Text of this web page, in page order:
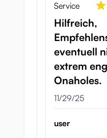
Service
Hilfreich,
eventuell
extrem
Onaholes.
November 29,
11/29/25
user